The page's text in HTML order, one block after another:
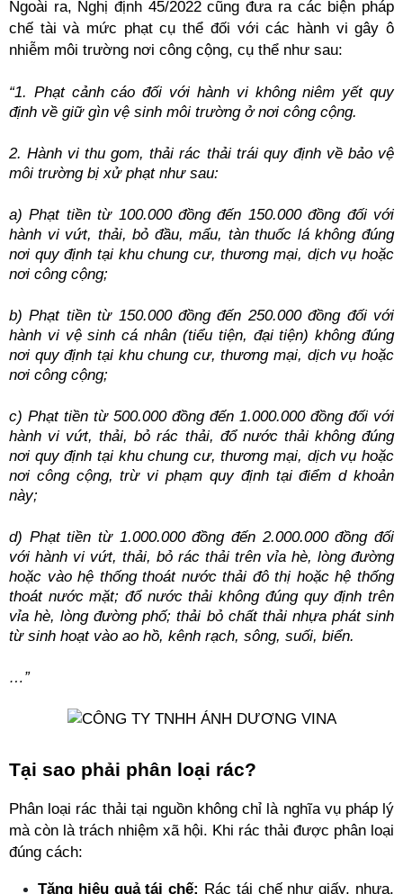
Ngoài ra, Nghị định 45/2022 cũng đưa ra các biện pháp
chế tài và mức phạt cụ thể đối với các hành vi gây ô
nhiễm môi trường nơi công cộng, cụ thể như sau:
“1. Phạt cảnh cáo đối với hành vi không niêm yết quy
định về giữ gìn vệ sinh môi trường ở nơi công cộng.
2. Hành vi thu gom, thải rác thải trái quy định về bảo vệ
môi trường bị xử phạt như sau:
a) Phạt tiền từ 100.000 đồng đến 150.000 đồng đối với
hành vi vứt, thải, bỏ đầu, mẩu, tàn thuốc lá không đúng
nơi quy định tại khu chung cư, thương mại, dịch vụ hoặc
nơi công cộng;
b) Phạt tiền từ 150.000 đồng đến 250.000 đồng đối với
hành vi vệ sinh cá nhân (tiểu tiện, đại tiện) không đúng
nơi quy định tại khu chung cư, thương mại, dịch vụ hoặc
nơi công cộng;
c) Phạt tiền từ 500.000 đồng đến 1.000.000 đồng đối với
hành vi vứt, thải, bỏ rác thải, đổ nước thải không đúng
nơi quy định tại khu chung cư, thương mại, dịch vụ hoặc
nơi công cộng, trừ vi phạm quy định tại điểm d khoản
này;
d) Phạt tiền từ 1.000.000 đồng đến 2.000.000 đồng đối
với hành vi vứt, thải, bỏ rác thải trên vỉa hè, lòng đường
hoặc vào hệ thống thoát nước thải đô thị hoặc hệ thống
thoát nước mặt; đổ nước thải không đúng quy định trên
vỉa hè, lòng đường phố; thải bỏ chất thải nhựa phát sinh
từ sinh hoạt vào ao hồ, kênh rạch, sông, suối, biển.
…”
Tại sao phải phân loại rác?
Phân loại rác thải tại nguồn không chỉ là nghĩa vụ pháp lý
mà còn là trách nhiệm xã hội. Khi rác thải được phân loại
đúng cách:
Tăng hiệu quả tái chế: Rác tái chế như giấy, nhựa,